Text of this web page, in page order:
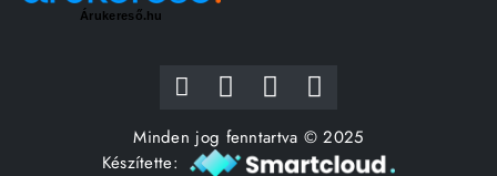
Árukereső.hu
Minden jog fenntartva © 2025
Készítette: